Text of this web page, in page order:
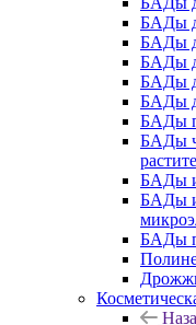
БАДы
БАДы
БАДы
БАДы
БАДы
БАДы
БАДы
БАДы
БАДы
БАДы